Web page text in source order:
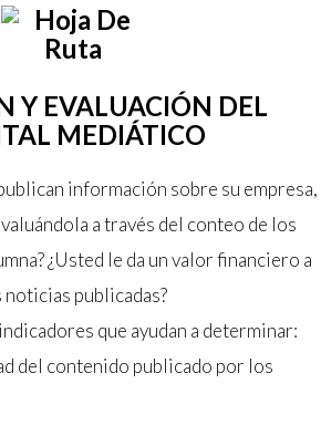
Y EVALUACIÓN DEL
MEDIÁTICO
información sobre su empresa,
a través del conteo de los
¿Usted le da un valor financiero a
noticias publicadas?
que ayudan a determinar:
del contenido publicado por los